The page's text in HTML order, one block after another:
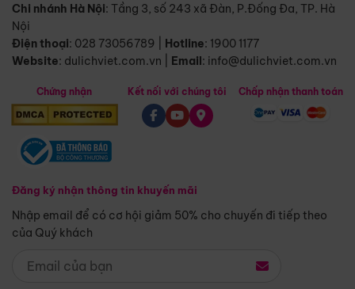
Chi nhánh Hà Nội: Tầng 3, số 243 xã Đàn, P.Đống Đa, TP. Hà
Nội
Điện thoại: 028 73056789 Hotline: 1900 1177
Website: dulichviet.com.vn Email: info@dulichviet.com.vn
Chứng nhận
Đăng ký nhận thông tin khuyến mãi
Nhập email để có cơ hội giảm 50% cho chuyến đi tiếp theo
của Quý khách
Kết nối với chúng tôi Chấp nhận thanh toán